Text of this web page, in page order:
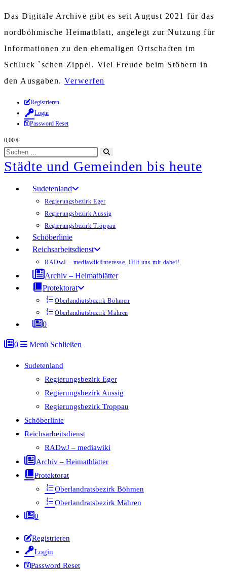
Das Digitale Archive gibt es seit August 2021 für das
nordböhmische Heimatblatt, angelegt zur Nutzung für
Informationen zu den ehemaligen Ortschaften im
Schluck `schen Zippel. Viel Freude beim Stöbern in
den Ausgaben. Verwerfen
Zum
Inhalt
springen
Registrieren
Login
Password Reset
0,00 €
Diese
Website
durchsuchen
starten
Städte und Gemeinden bis heute
Sudetenland
Regierungsbezirk Eger
Regierungsbezirk Aussig
Regierungsbezirk Troppau
Schöberlinie
Reichsarbeitsdienst
RADwJ – mediawikiInteresse, Hilf uns mit dabei!
Archiv – Heimatblätter
Protektorat
Oberlandratsbezirk Böhmen
Oberlandratsbezirk Mähren
0
0 Menü Schließen
Sudetenland
Regierungsbezirk Eger
Regierungsbezirk Aussig
Regierungsbezirk Troppau
Schöberlinie
Reichsarbeitsdienst
RADwJ – mediawiki
Archiv – Heimatblätter
Protektorat
Oberlandratsbezirk Böhmen
Oberlandratsbezirk Mähren
0
Registrieren
Login
Password Reset